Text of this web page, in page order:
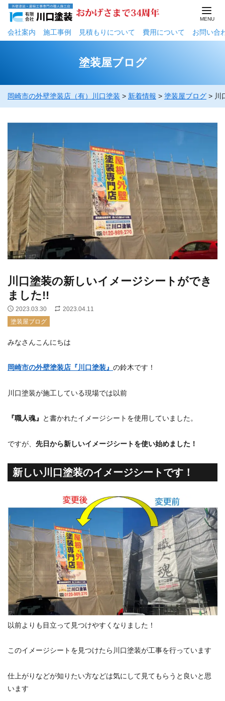
会社案内 施工事例 ⾒積もりについて 費用について お問い合
塗装屋ブログ
岡崎市の外壁塗装店（有）川口塗装 > 新着情報 > 塗装屋ブログ > 川
川口塗装の新しいイメージシートができ
ました!!
2023.03.30
2023.04.11
塗装屋ブログ
みなさんこんにちは
岡崎市の外壁塗装店『川口塗装』 の鈴木です！
川口塗装が施工している現場では以前
『職人魂』 と書かれたイメージシートを使用していました。
ですが、 先日から新しいイメージシートを使い始めました！
新しい川口塗装のイメージシートです！
以前よりも目立って見つけやすくなりました！
このイメージシートを見つけたら川口塗装が工事を行っています
仕上がりなどが知りたい方などは気にして見てもらうと良いと思
います